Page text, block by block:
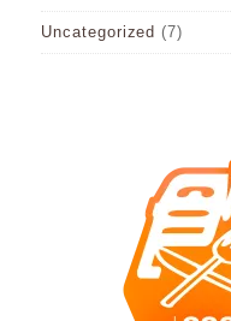
Uncategorized (7)